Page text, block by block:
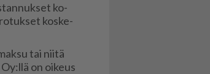
ko­
kos­ke­
tai nii­tä
on oi­keus